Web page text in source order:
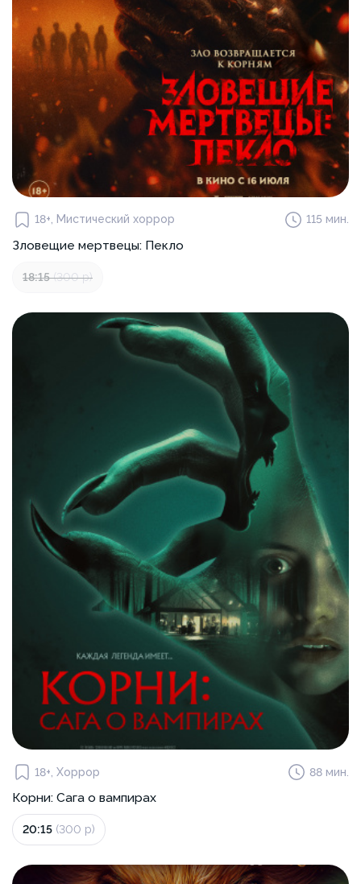
18+, Мистический хоррор 115 мин.
Зловещие мертвецы: Пекло
18:15 (300 р)
18+, Хоррор 88 мин.
Корни: Сага о вампирах
20:15 (300 р)